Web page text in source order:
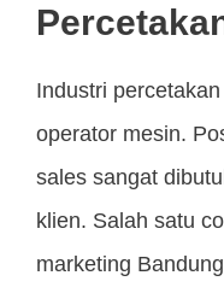
Industri
operator mesin.
sales sangat
klien. Salah satu
marketing